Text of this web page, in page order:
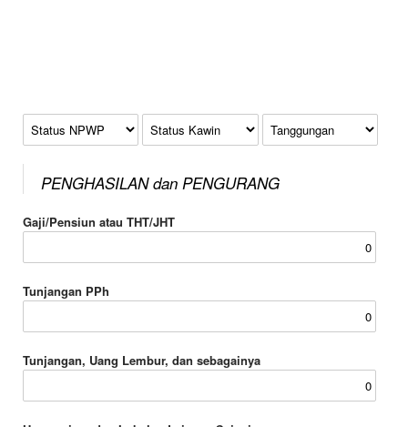
Status NPWP Status Kawin Tanggungan
PENGHASILAN dan PENGURANG
Gaji/Pensiun atau THT/JHT
Tunjangan PPh
Tunjangan, Uang Lembur, dan sebagainya